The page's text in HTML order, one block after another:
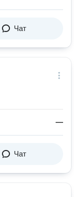
Чат
—
Чат